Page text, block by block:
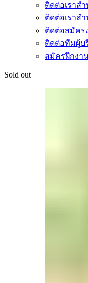
ติดต่อเราส
ติดต่อเราสำ
ติดต่อสมัคร
ติดต่อทีมผู้บ
สมัครฝึกงา
Sold out